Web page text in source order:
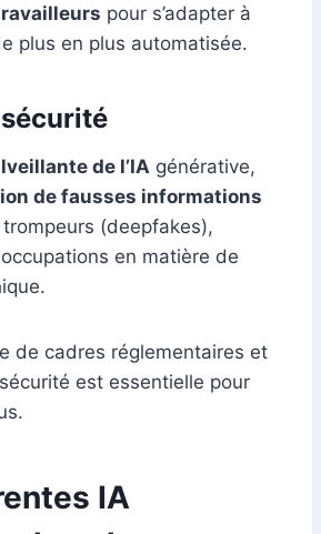
pour s’adapter à
plus en plus automatisée.
de l’IA générative,
de fausses informations
(deepfakes),
en matière de
de cadres réglementaires et
est essentielle pour
IA